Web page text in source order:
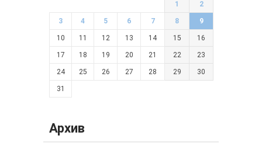
1 2
3 4 5 6 7 8 9
10 11 12 13 14 15 16
17 18 19 20 21 22 23
24 25 26 27 28 29 30
31
Архив